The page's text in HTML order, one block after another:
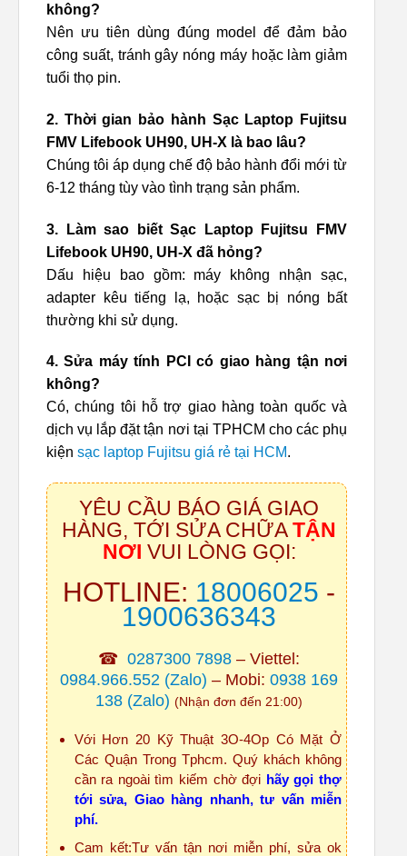
không?
Nên ưu tiên dùng đúng model để đảm bảo
công suất, tránh gây nóng máy hoặc làm giảm
tuổi thọ pin.
2. Thời gian bảo hành Sạc Laptop Fujitsu
FMV Lifebook UH90, UH-X là bao lâu?
Chúng tôi áp dụng chế độ bảo hành đổi mới từ
6-12 tháng tùy vào tình trạng sản phẩm.
3. Làm sao biết Sạc Laptop Fujitsu FMV
Lifebook UH90, UH-X đã hỏng?
Dấu hiệu bao gồm: máy không nhận sạc,
adapter kêu tiếng lạ, hoặc sạc bị nóng bất
thường khi sử dụng.
4. Sửa máy tính PCI có giao hàng tận nơi
không?
Có, chúng tôi hỗ trợ giao hàng toàn quốc và
dịch vụ lắp đặt tận nơi tại TPHCM cho các phụ
kiện sạc laptop Fujitsu giá rẻ tại HCM.
YÊU CẦU BÁO GIÁ GIAO
HÀNG, TỚI SỬA CHỮATẬN
NƠI VUI LÒNG GỌI:
HOTLINE: 18006025 -
1900636343
☎ 0287300 7898 – Viettel:
0984.966.552 (Zalo) – Mobi: 0938 169
138 (Zalo) (Nhận đơn đến 21:00)
Với Hơn 20 Kỹ Thuật 3O-4Op Có Mặt Ở
Các Quận Trong Tphcm. Quý khách không
cần ra ngoài tìm kiếm chờ đợi hãy gọi thợ
tới sửa, Giao hàng nhanh, tư vấn miễn
phí.
Cam kết:Tư vấn tận nơi miễn phí, sửa ok